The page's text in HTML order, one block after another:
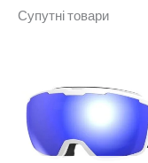
Колір
Категорія
фільтру
Супутні товари